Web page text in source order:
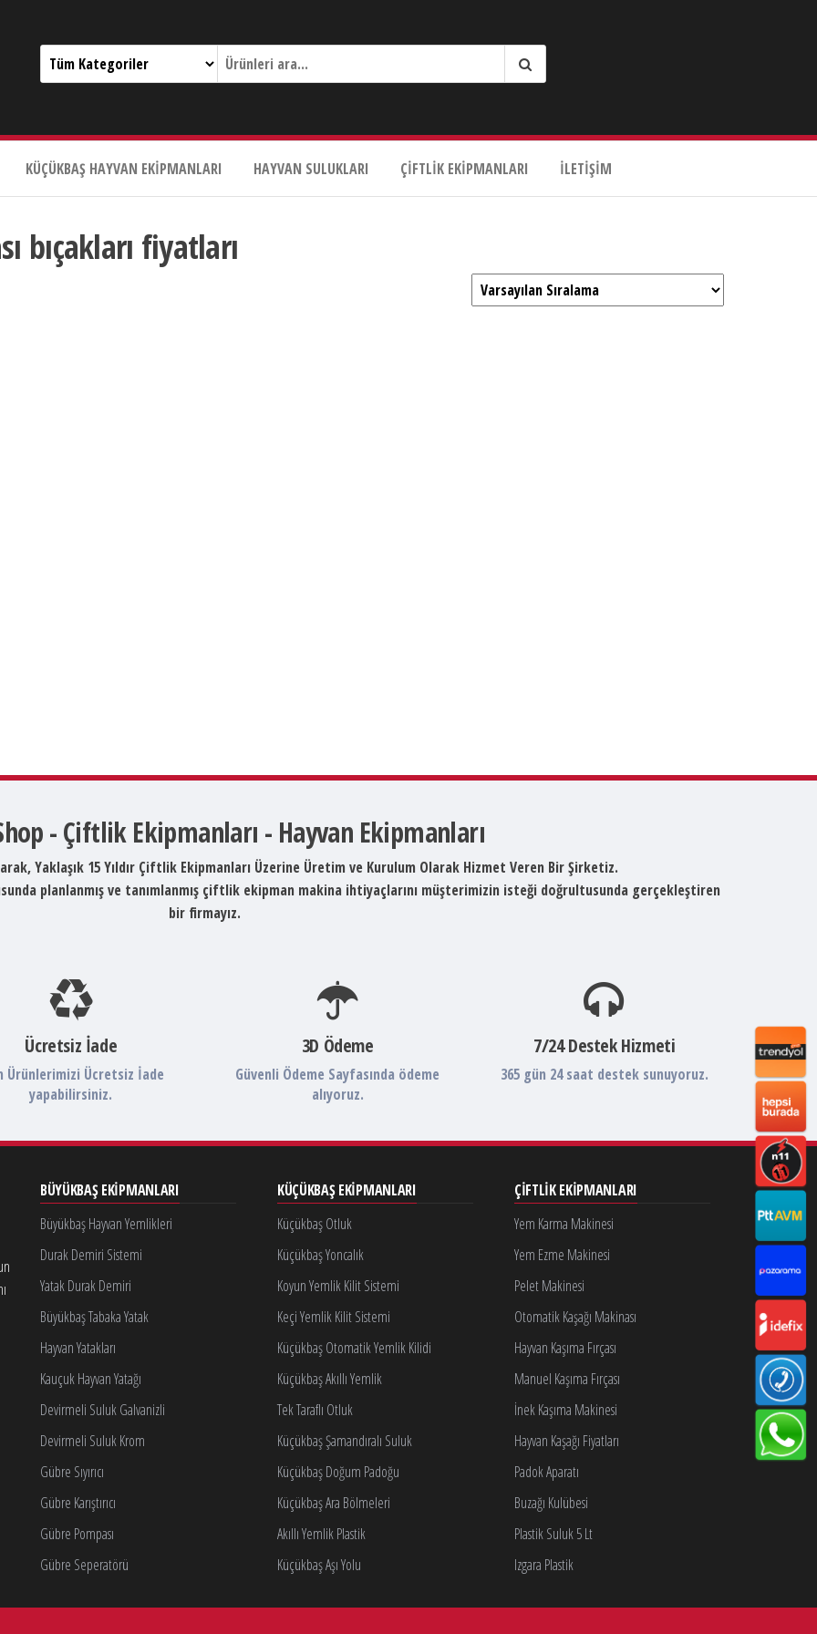
KÜÇÜKBAŞ HAYVAN EKIPMANLARI HAYVAN SULUKLARI ÇIFTLIK EKIPMANLARI İLETIŞIM
bıçakları fiyatları
- Çiftlik Ekipmanları - Hayvan Ekipmanları
Yaklaşık 15 Yıldır Çiftlik Ekipmanları Üzerine Üretim ve Kurulum Olarak Hizmet Veren Bir Şirketiz.
planlanmış ve tanımlanmış çiftlik ekipman makina ihtiyaçlarını müşterimizin isteği doğrultusunda gerçekleştiren
bir firmayız.
Ücretsiz İade
Ürünlerimizi Ücretsiz İade
yapabilirsiniz.
3D Ödeme
Güvenli Ödeme Sayfasında ödeme
alıyoruz.
7/24 Destek Hizmeti
365 gün 24 saat destek sunuyoruz.
BÜYÜKBAŞ EKIPMANLARI
Büyükbaş Hayvan Yemlikleri
Durak Demiri Sistemi
Yatak Durak Demiri
Büyükbaş Tabaka Yatak
Hayvan Yatakları
Kauçuk Hayvan Yatağı
Devirmeli Suluk Galvanizli
Devirmeli Suluk Krom
Gübre Sıyırıcı
Gübre Karıştırıcı
Gübre Pompası
Gübre Seperatörü
KÜÇÜKBAŞ EKIPMANLARI
Küçükbaş Otluk
Küçükbaş Yoncalık
Koyun Yemlik Kilit Sistemi
Keçi Yemlik Kilit Sistemi
Küçükbaş Otomatik Yemlik Kilidi
Küçükbaş Akıllı Yemlik
Tek Taraflı Otluk
Küçükbaş Şamandıralı Suluk
Küçükbaş Doğum Padoğu
Küçükbaş Ara Bölmeleri
Akıllı Yemlik Plastik
Küçükbaş Aşı Yolu
ÇIFTLIK EKIPMANLARI
Yem Karma Makinesi
Yem Ezme Makinesi
Pelet Makinesi
Otomatik Kaşağı Makinası
Hayvan Kaşıma Fırçası
Manuel Kaşıma Fırçası
İnek Kaşıma Makinesi
Hayvan Kaşağı Fiyatları
Padok Aparatı
Buzağı Kulübesi
Plastik Suluk 5 Lt
Izgara Plastik